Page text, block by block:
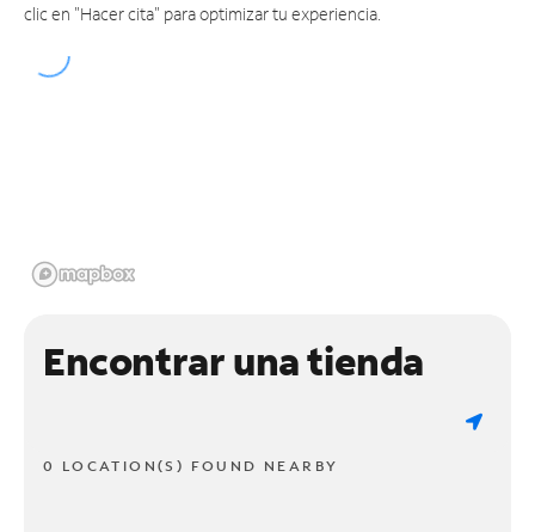
clic en "Hacer cita" para optimizar tu experiencia.
Encontrar una tienda
0 LOCATION(S) FOUND NEARBY